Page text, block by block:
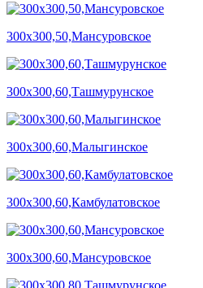
300х300,50,Мансуровское
300х300,60,Ташмурунское
300х300,60,Малыгинское
300х300,60,Камбулатовское
300х300,60,Мансуровское